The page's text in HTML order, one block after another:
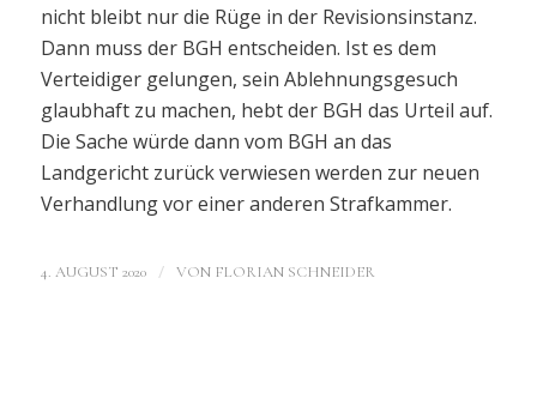
nicht bleibt nur die Rüge in der Revisionsinstanz.
Dann muss der BGH entscheiden. Ist es dem
Verteidiger gelungen, sein Ablehnungsgesuch
glaubhaft zu machen, hebt der BGH das Urteil auf.
Die Sache würde dann vom BGH an das
Landgericht zurück verwiesen werden zur neuen
Verhandlung vor einer anderen Strafkammer.
4. AUGUST 2020 / VON FLORIAN SCHNEIDER